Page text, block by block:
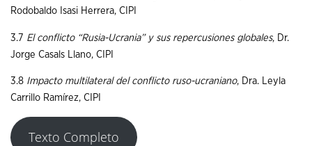
Rodobaldo Isasi Herrera, CIPI
3.7 El conflicto “Rusia-Ucrania” y sus repercusiones globales, Dr.
Jorge Casals Llano, CIPI
3.8 Impacto multilateral del conflicto ruso-ucraniano, Dra. Leyla
Carrillo Ramírez, CIPI
Texto Completo